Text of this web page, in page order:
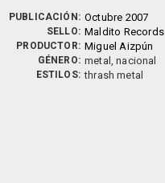
PUBLICACIÓN: Octubre 2007
SELLO: Maldito Records
PRODUCTOR: Miguel Aizpún
GÉNERO: metal, nacional
ESTILOS: thrash metal